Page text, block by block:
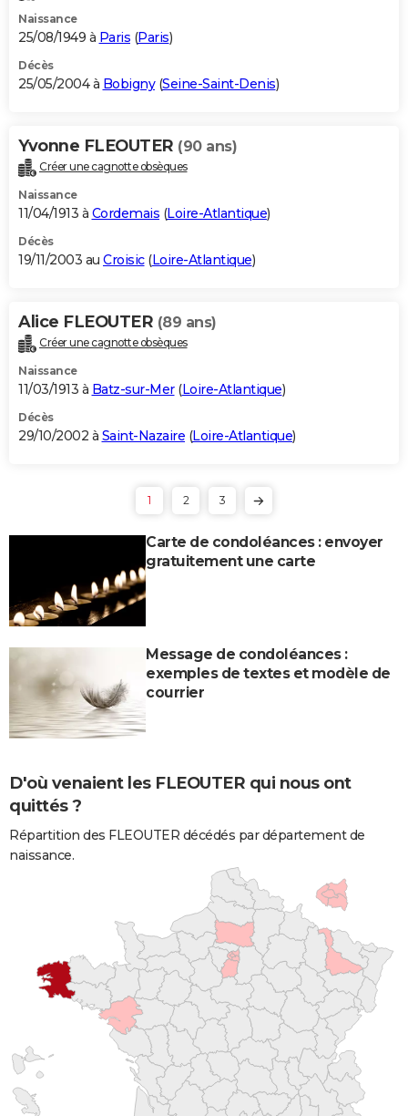
Naissance
25/08/1949 à Paris (Paris)
Décès
25/05/2004 à Bobigny(Seine-Saint-Denis)
Yvonne FLEOUTER (90 ans)
Créer une cagnotte obsèques
Naissance
11/04/1913 à Cordemais (Loire-Atlantique)
Décès
19/11/2003 au Croisic(Loire-Atlantique)
Alice FLEOUTER (89 ans)
Créer une cagnotte obsèques
Naissance
11/03/1913 à Batz-sur-Mer(Loire-Atlantique)
Décès
29/10/2002 à Saint-Nazaire (Loire-Atlantique)
1 2 3
Carte de condoléances : envoyer
gratuitement une carte
Message de condoléances :
exemples de textes et modèle de
courrier
D'où venaient les FLEOUTER qui nous ont
quittés ?
Répartition des FLEOUTER décédés par département de
naissance.